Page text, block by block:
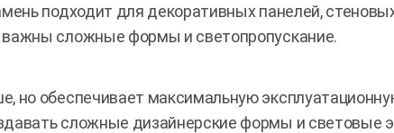
подходит для декоративных панелей,
сложные формы и светопропускание.
но обеспечивает максимальную
сложные дизайнерские формы и